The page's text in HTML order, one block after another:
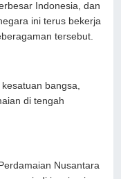
Indonesia, dan
ini terus bekerja
tersebut.
bangsa,
di tengah
Nusantara